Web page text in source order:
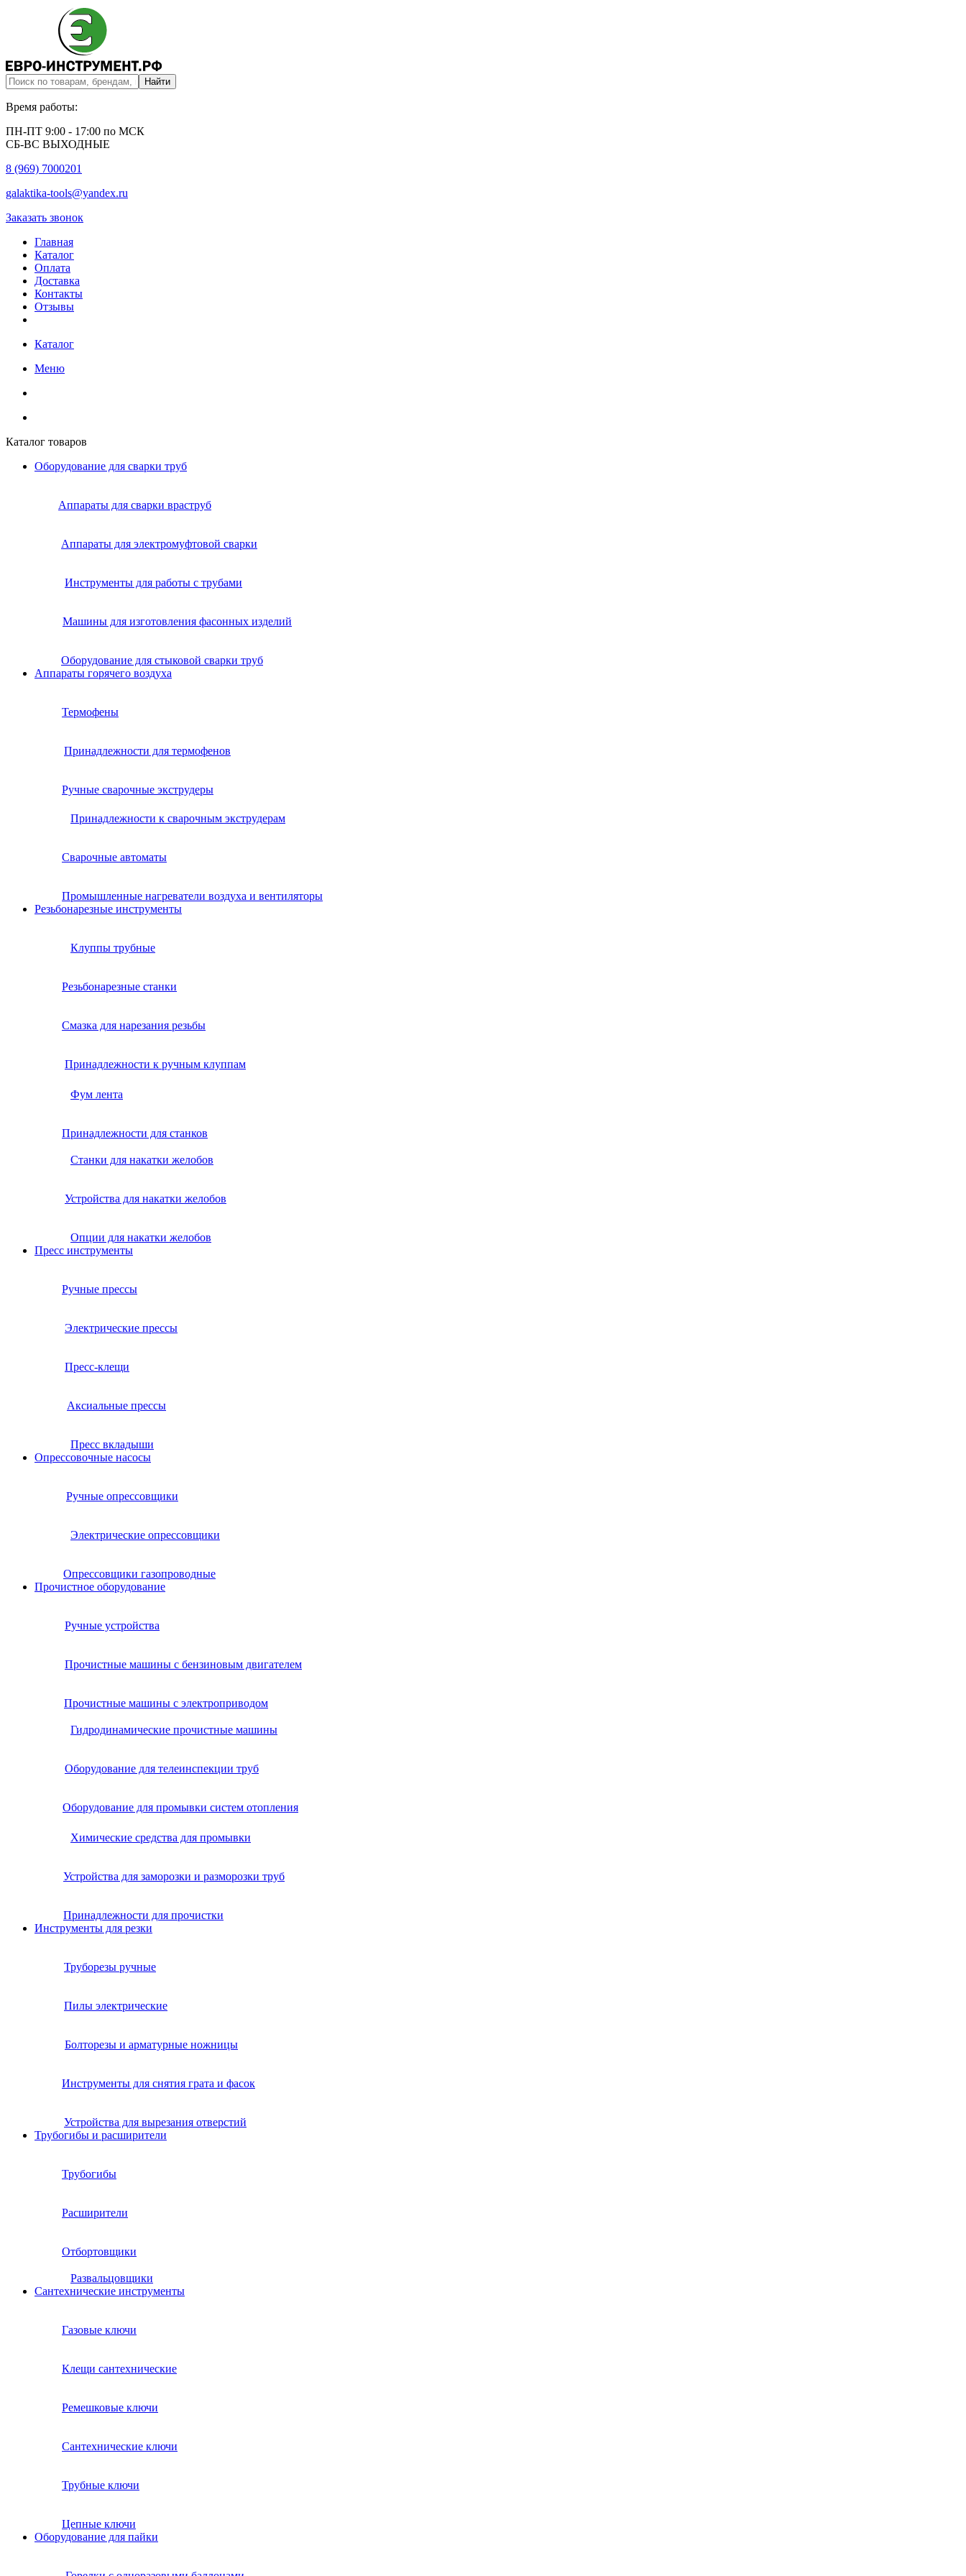
Время работы:
ПН-ПТ 9:00 - 17:00 по МСК
СБ-ВС ВЫХОДНЫЕ
8 (969) 7000201
galaktika-tools@yandex.ru
Заказать звонок
Главная
Каталог
Оплата
Доставка
Контакты
Отзывы
Каталог
Меню
Каталог товаров
Оборудование для сварки труб
Аппараты для сварки враструб
Аппараты для электромуфтовой сварки
Инструменты для работы с трубами
Машины для изготовления фасонных изделий
Оборудование для стыковой сварки труб
Аппараты горячего воздуха
Термофены
Принадлежности для термофенов
Ручные сварочные экструдеры
Принадлежности к сварочным экструдерам
Сварочные автоматы
Промышленные нагреватели воздуха и вентиляторы
Резьбонарезные инструменты
Клуппы трубные
Резьбонарезные станки
Смазка для нарезания резьбы
Принадлежности к ручным клуппам
Фум лента
Принадлежности для станков
Станки для накатки желобов
Устройства для накатки желобов
Опции для накатки желобов
Пресс инструменты
Ручные прессы
Электрические прессы
Пресс-клещи
Аксиальные прессы
Пресс вкладыши
Опрессовочные насосы
Ручные опрессовщики
Электрические опрессовщики
Опрессовщики газопроводные
Прочистное оборудование
Ручные устройства
Прочистные машины с бензиновым двигателем
Прочистные машины с электроприводом
Гидродинамические прочистные машины
Оборудование для телеинспекции труб
Оборудование для промывки систем отопления
Химические средства для промывки
Устройства для заморозки и разморозки труб
Принадлежности для прочистки
Инструменты для резки
Труборезы ручные
Пилы электрические
Болторезы и арматурные ножницы
Инструменты для снятия грата и фасок
Устройства для вырезания отверстий
Трубогибы и расширители
Трубогибы
Расширители
Отбортовщики
Развальцовщики
Сантехнические инcтрументы
Газовые ключи
Клещи сантехнические
Ремешковые ключи
Сантехнические ключи
Трубные ключи
Цепные ключи
Оборудование для пайки